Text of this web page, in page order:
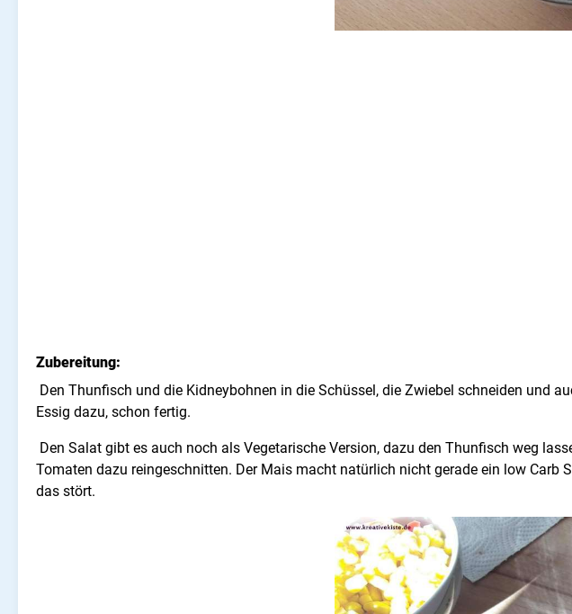
Zubereitung:
Den Thunfisch und die Kidneybohnen in die Schüssel, die Zwiebel schneiden und
Essig dazu, schon fertig.
Den Salat gibt es auch noch als Vegetarische Version, dazu den Thunfisch weg
Tomaten dazu reingeschnitten. Der Mais macht natürlich nicht gerade ein low Carb
das stört.